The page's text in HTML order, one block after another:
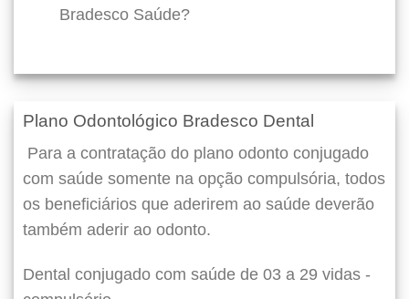
Bradesco Saúde?
Plano Odontológico Bradesco Dental
Para a contratação do plano odonto conjugado
com saúde somente na opção compulsória, todos
os beneficiários que aderirem ao saúde deverão
também aderir ao odonto.
Dental conjugado com saúde de 03 a 29 vidas -